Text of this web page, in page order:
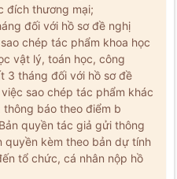
đích thương mại;
đối với hồ sơ đề nghị
chép tác phẩm khoa học
vật lý, toán học, công
3 tháng đối với hồ sơ đề
sao chép tác phẩm khác
báo theo điểm b
quyền tác giả gửi thông
quyền kèm theo bản dự tính
tổ chức, cá nhân nộp hồ